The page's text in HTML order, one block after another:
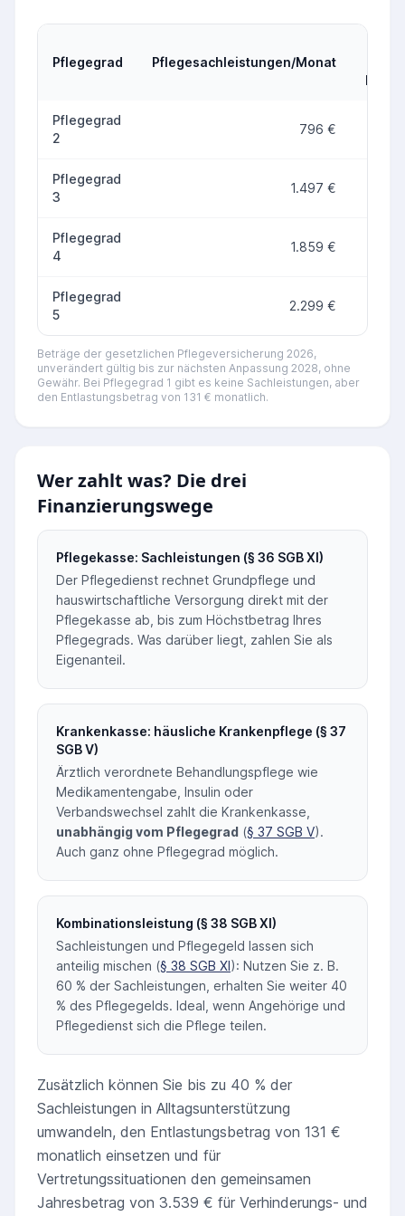
Pflegegrad Pflegesachleistungen/Monat
Pflegegrad
2
796 €
Pflegegrad
3
1.497 €
Pflegegrad
4
1.859 €
Pflegegrad
5
2.299 €
Beträge der gesetzlichen Pflegeversicherung 2026,
unverändert gültig bis zur nächsten Anpassung 2028, ohne
Gewähr. Bei Pflegegrad 1 gibt es keine Sachleistungen, aber
den Entlastungsbetrag von 131 € monatlich.
Wer zahlt was? Die drei
Finanzierungswege
Pflegekasse: Sachleistungen (§ 36 SGB XI)
Der Pflegedienst rechnet Grundpflege und
hauswirtschaftliche Versorgung direkt mit der
Pflegekasse ab, bis zum Höchstbetrag Ihres
Pflegegrads. Was darüber liegt, zahlen Sie als
Eigenanteil.
Krankenkasse: häusliche Krankenpflege (§ 37
SGB V)
Ärztlich verordnete Behandlungspflege wie
Medikamentengabe, Insulin oder
Verbandswechsel zahlt die Krankenkasse,
unabhängig vom Pflegegrad (§ 37 SGB V).
Auch ganz ohne Pflegegrad möglich.
Kombinationsleistung (§ 38 SGB XI)
Sachleistungen und Pflegegeld lassen sich
anteilig mischen (§ 38 SGB XI): Nutzen Sie z. B.
60 % der Sachleistungen, erhalten Sie weiter 40
% des Pflegegelds. Ideal, wenn Angehörige und
Pflegedienst sich die Pflege teilen.
Zusätzlich können Sie bis zu 40 % der
Sachleistungen in Alltagsunterstützung
umwandeln, den Entlastungsbetrag von 131 €
monatlich einsetzen und für
Vertretungssituationen den gemeinsamen
Jahresbetrag von 3.539 € für Verhinderungs- und